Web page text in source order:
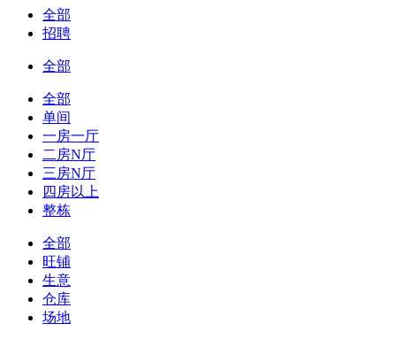
全部
招聘
全部
全部
单间
一房一厅
二房N厅
三房N厅
四房以上
整栋
全部
旺铺
生意
仓库
场地